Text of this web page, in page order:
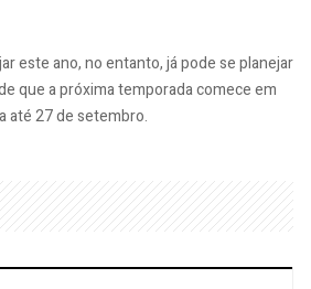
este ano, no entanto, já pode se planejar
que a próxima temporada comece em
até 27 de setembro.